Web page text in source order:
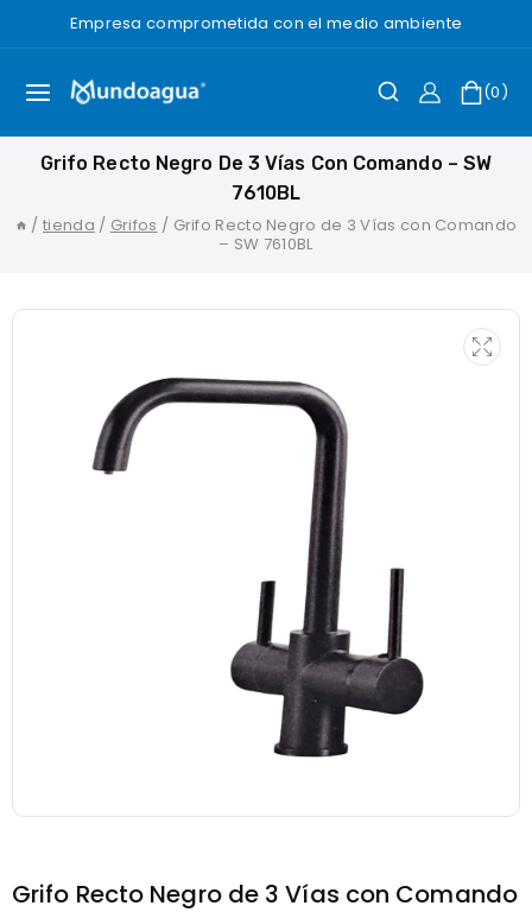
Empresa comprometida con el medio ambiente
0
Grifo Recto Negro De 3 Vías Con Comando – SW
7610BL
/ tienda / Grifos / Grifo Recto Negro de 3 Vías con Comando
– SW 7610BL
Grifo Recto Negro de 3 Vías con Comando